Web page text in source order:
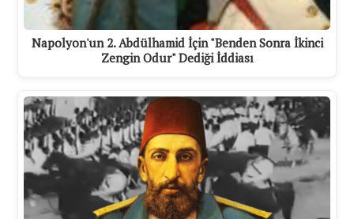
Napolyon'un 2. Abdülhamid İçin "Benden Sonra İkinci
Zengin Odur" Dediği İddiası